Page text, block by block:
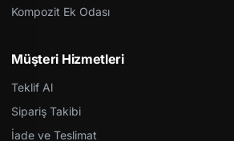
Kompozit Ek Odası
Müşteri Hizmetleri
Teklif Al
Sipariş Takibi
İade ve Teslimat